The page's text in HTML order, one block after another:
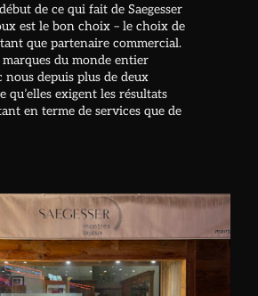
de ce qui fait de Saegesser
est le bon choix – le choix de
que partenaire commercial.
du monde entier
depuis plus de deux
qu’elles exigent les résultats
en terme de services que de